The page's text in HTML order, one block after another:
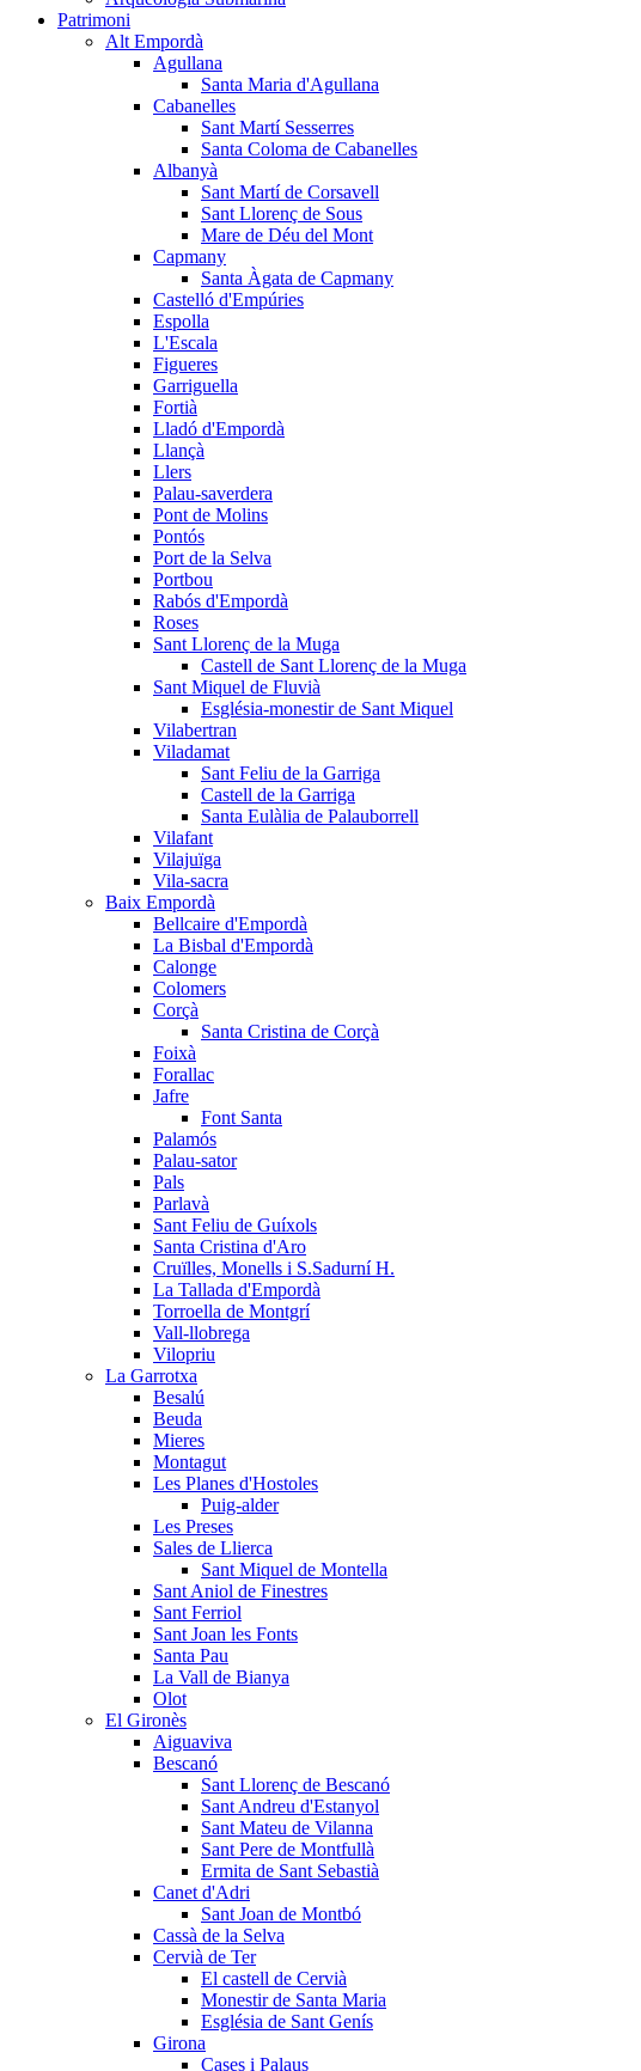
Patrimoni
Alt Empordà
Agullana
Santa Maria d'Agullana
Cabanelles
Sant Martí Sesserres
Santa Coloma de Cabanelles
Albanyà
Sant Martí de Corsavell
Sant Llorenç de Sous
Mare de Déu del Mont
Capmany
Santa Àgata de Capmany
Castelló d'Empúries
Espolla
L'Escala
Figueres
Garriguella
Fortià
Lladó d'Empordà
Llançà
Llers
Palau-saverdera
Pont de Molins
Pontós
Port de la Selva
Portbou
Rabós d'Empordà
Roses
Sant Llorenç de la Muga
Castell de Sant Llorenç de la Muga
Sant Miquel de Fluvià
Església-monestir de Sant Miquel
Vilabertran
Viladamat
Sant Feliu de la Garriga
Castell de la Garriga
Santa Eulàlia de Palauborrell
Vilafant
Vilajuïga
Vila-sacra
Baix Empordà
Bellcaire d'Empordà
La Bisbal d'Empordà
Calonge
Colomers
Corçà
Santa Cristina de Corçà
Foixà
Forallac
Jafre
Font Santa
Palamós
Palau-sator
Pals
Parlavà
Sant Feliu de Guíxols
Santa Cristina d'Aro
Cruïlles, Monells i S.Sadurní H.
La Tallada d'Empordà
Torroella de Montgrí
Vall-llobrega
Vilopriu
La Garrotxa
Besalú
Beuda
Mieres
Montagut
Les Planes d'Hostoles
Puig-alder
Les Preses
Sales de Llierca
Sant Miquel de Montella
Sant Aniol de Finestres
Sant Ferriol
Sant Joan les Fonts
Santa Pau
La Vall de Bianya
Olot
El Gironès
Aiguaviva
Bescanó
Sant Llorenç de Bescanó
Sant Andreu d'Estanyol
Sant Mateu de Vilanna
Sant Pere de Montfullà
Ermita de Sant Sebastià
Canet d'Adri
Sant Joan de Montbó
Cassà de la Selva
Cervià de Ter
El castell de Cervià
Monestir de Santa Maria
Església de Sant Genís
Girona
Cases i Palaus